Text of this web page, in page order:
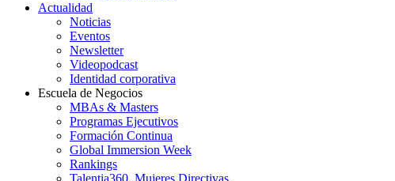
Actualidad
Noticias
Eventos
Newsletter
Videopodcast
Identidad corporativa
Escuela de Negocios
MBAs & Masters
Programas Ejecutivos
Formación Continua
Global Immersion Week
Rankings
Talentia360. Mujeres Directivas